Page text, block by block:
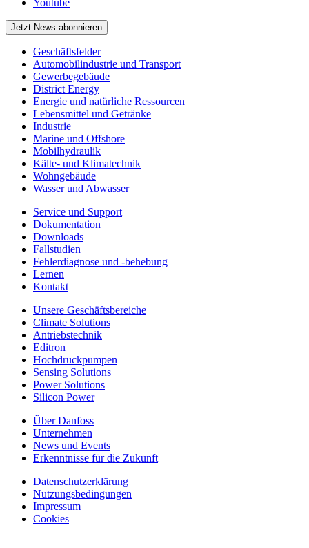
Jetzt News abonnieren
Geschäftsfelder
Automobilindustrie und Transport
Gewerbegebäude
District Energy
Energie und natürliche Ressourcen
Lebensmittel und Getränke
Industrie
Marine und Offshore
Mobilhydraulik
Kälte- und Klimatechnik
Wohngebäude
Wasser und Abwasser
Service und Support
Dokumentation
Downloads
Fallstudien
Fehlerdiagnose und -behebung
Lernen
Kontakt
Unsere Geschäftsbereiche
Climate Solutions
Antriebstechnik
Editron
Hochdruckpumpen
Sensing Solutions
Power Solutions
Silicon Power
Über Danfoss
Unternehmen
News und Events
Erkenntnisse für die Zukunft
Datenschutzerklärung
Nutzungsbedingungen
Impressum
Cookies